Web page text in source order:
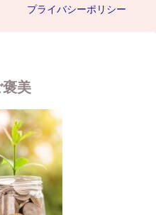
プライバシーポリシー
褒美